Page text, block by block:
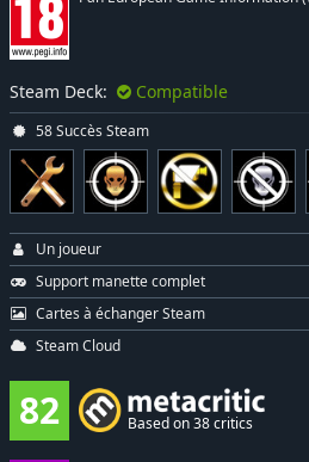
Steam Deck: Compatible
58 Succès Steam
Un joueur
Support manette complet
Cartes à échanger Steam
Steam Cloud
82 Based on 38 critics